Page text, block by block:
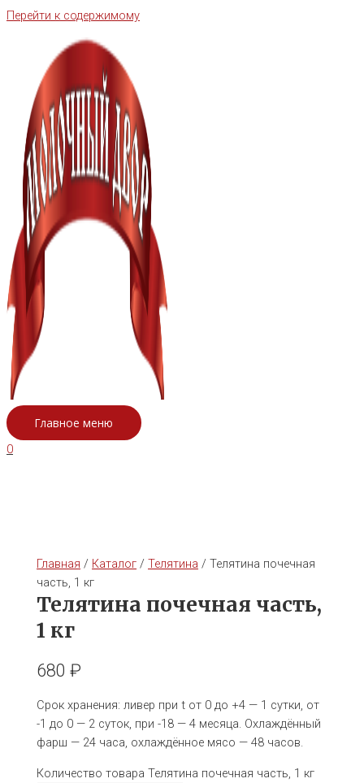
Перейти к содержимому
Главное меню
0
Главная / Каталог /Телятина / Телятина почечная
часть, 1 кг
Телятина почечная часть,
1 кг
680₽
Срок хранения: ливер при t от 0 до +4 — 1 сутки, от
-1 до 0 — 2 суток, при -18 — 4 месяца. Охлаждённый
фарш — 24 часа, охлаждённое мясо — 48 часов.
Количество товара Телятина почечная часть, 1 кг